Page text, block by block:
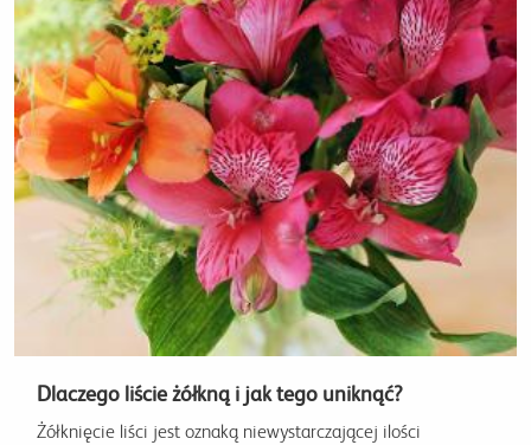
Dlaczego liście żółkną i jak tego uniknąć?
Żółknięcie liści jest oznaką niewystarczającej ilości